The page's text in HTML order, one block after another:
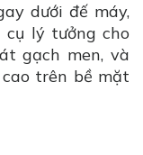
dưới đế máy,
cụ lý tưởng cho
gạch men, và
trên bề mặt